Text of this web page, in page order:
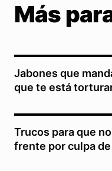
Más
Jabones que
que te está
Trucos para que
frente por culpa